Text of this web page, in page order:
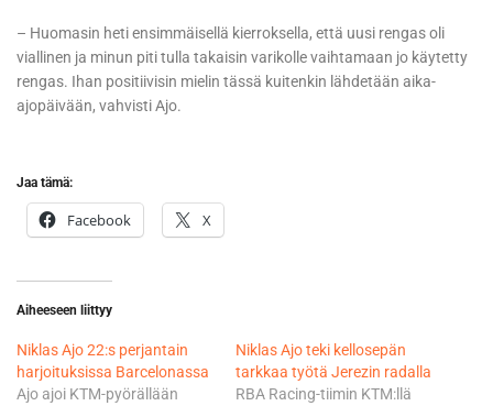
– Huomasin heti ensimmäisellä kierroksella, että uusi rengas oli
viallinen ja minun piti tulla takaisin varikolle vaihtamaan jo käytetty
rengas. Ihan positiivisin mielin tässä kuitenkin lähdetään aika-
ajopäivään, vahvisti Ajo.
Jaa tämä:
Facebook X
Aiheeseen liittyy
Niklas Ajo 22:s perjantain
harjoituksissa Barcelonassa
Ajo ajoi KTM-pyörällään
Niklas Ajo teki kellosepän
tarkkaa työtä Jerezin radalla
RBA Racing-tiimin KTM:llä